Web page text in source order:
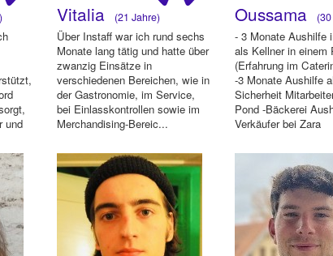
und
Vitalia (21 Jahre)
Über Instaff war ich rund sechs
Monate lang tätig und hatte über
zwanzig Einsätze in
verschiedenen Bereichen, wie in
der Gastronomie, im Service,
bei Einlasskontrollen sowie im
Merchandising-Bereic...
Oussama
- 3 Monate Aushilfe
als Kellner in einem
(Erfahrung im
-3 Monate Aushilfe
Sicherheit
Pond -Bäckerei
Verkäufer bei Zara